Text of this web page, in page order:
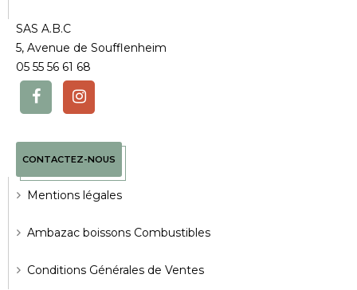
SAS A.B.C
5, Avenue de Soufflenheim
05 55 56 61 68
CONTACTEZ-NOUS
Mentions légales
Ambazac boissons Combustibles
Conditions Générales de Ventes